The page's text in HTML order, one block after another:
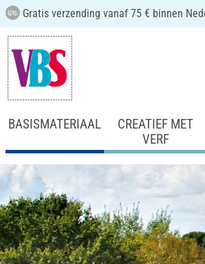
Gratis verzending vanaf 75 € binnen
BASISMATERIAAL
CREATIEF MET
VERF